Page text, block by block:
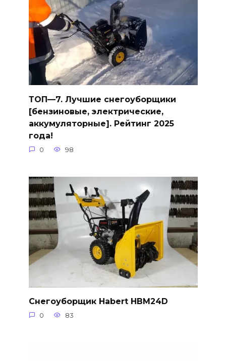
ТОП—7. Лучшие снегоуборщики
[бензиновые, электрические,
аккумуляторные]. Рейтинг 2025
года!
0 98
Снегоуборщик Habert HBM24D
0 83